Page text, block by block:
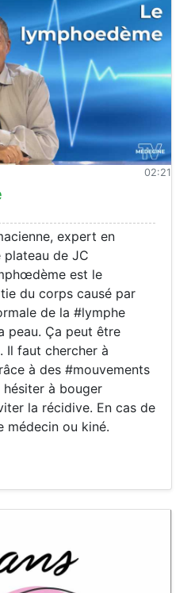
02:21
expert en
de JC
est le
du corps causé par
de la #lymphe
peau. Ça peut être
Il faut chercher à
à des #mouvements
à bouger
la récidive. En cas de
médecin ou kiné.